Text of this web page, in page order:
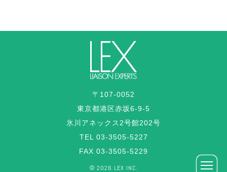
〒107-0052
東京都港区赤坂6-9-5
氷川アネックス2号館202号
TEL 03-3505-5227
FAX 03-3505-5229
©︎ 2026 LEX INC.